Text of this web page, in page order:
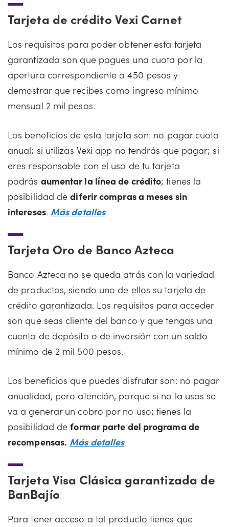
Tarjeta de crédito Vexi Carnet
Los requisitos para poder obtener esta tarjeta
garantizada son que pagues una cuota por la
apertura correspondiente a 450 pesos y
demostrar que recibes como ingreso mínimo
mensual 2 mil pesos.
Los beneficios de esta tarjeta son: no pagar cuota
anual; si utilizas Vexi app no tendrás que pagar; si
eres responsable con el uso de tu tarjeta
podrás aumentar la línea de crédito; tienes la
posibilidad dediferir compras a meses sin
intereses. Más detalles
Tarjeta Oro de Banco Azteca
Banco Azteca no se queda atrás con la variedad
de productos, siendo uno de ellos su tarjeta de
crédito garantizada. Los requisitos para acceder
son que seas cliente del banco y que tengas una
cuenta de depósito o de inversión con un saldo
mínimo de 2 mil 500 pesos.
Los beneficios que puedes disfrutar son: no pagar
anualidad, pero atención, porque si no la usas se
va a generar un cobro por no uso; tienes la
posibilidad deformar parte del programa de
recompensas. Más detalles
Tarjeta Visa Clásica garantizada de
BanBajío
Para tener acceso a tal producto tienes que